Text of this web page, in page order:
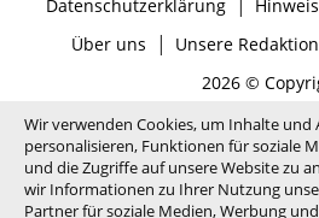
Datenschutzerklärung
Über uns | Unsere Redaktion
2026 ©
Wir verwenden Cookies, um Inhalte und
personalisieren, Funktionen für soziale
und die Zugriffe auf unsere Website zu
wir Informationen zu Ihrer Nutzung
Partner für soziale Medien, Werbung